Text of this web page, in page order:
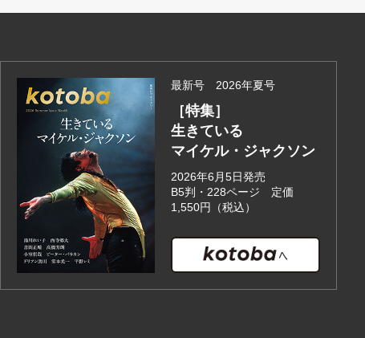
最新号 2026年夏号
［特集］
生きている
マイケル・ジャクソン
2026年6月5日発売
B5判・228ページ 定価
1,550円（税込）